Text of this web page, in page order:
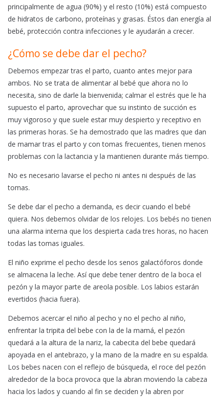
principalmente de agua (90%) y el resto (10%) está compuesto
de hidratos de carbono, proteínas y grasas. Éstos dan energía al
bebé, protección contra infecciones y le ayudarán a crecer.
¿Cómo se debe dar el pecho?
Debemos empezar tras el parto, cuanto antes mejor para
ambos. No se trata de alimentar al bebé que ahora no lo
necesita, sino de darle la bienvenida; calmar el estrés que le ha
supuesto el parto, aprovechar que su instinto de succión es
muy vigoroso y que suele estar muy despierto y receptivo en
las primeras horas. Se ha demostrado que las madres que dan
de mamar tras el parto y con tomas frecuentes, tienen menos
problemas con la lactancia y la mantienen durante más tiempo.
No es necesario lavarse el pecho ni antes ni después de las
tomas.
Se debe dar el pecho a demanda, es decir cuando el bebé
quiera. Nos debemos olvidar de los relojes. Los bebés no tienen
una alarma interna que los despierta cada tres horas, no hacen
todas las tomas iguales.
El niño exprime el pecho desde los senos galactóforos donde
se almacena la leche. Así que debe tener dentro de la boca el
pezón y la mayor parte de areola posible. Los labios estarán
evertidos (hacia fuera).
Debemos acercar el niño al pecho y no el pecho al niño,
enfrentar la tripita del bebe con la de la mamá, el pezón
quedará a la altura de la nariz, la cabecita del bebe quedará
apoyada en el antebrazo, y la mano de la madre en su espalda.
Los bebes nacen con el reflejo de búsqueda, el roce del pezón
alrededor de la boca provoca que la abran moviendo la cabeza
hacia los lados y cuando al fin se deciden y la abren por